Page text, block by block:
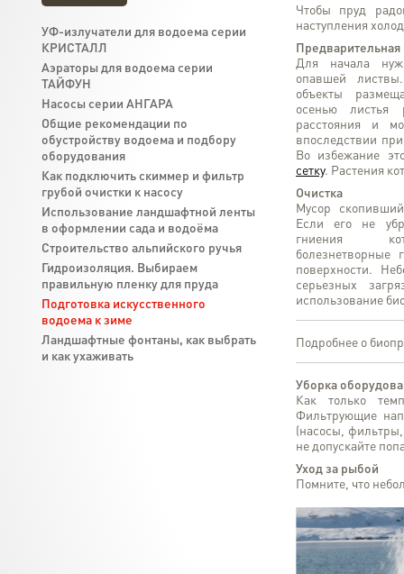
Чтобы пруд
наступления
Предварительная
Для начала
опавшей
объекты
осенью листья
расстояния и
впоследствии
Во избежание
сетку. Растения
Очистка
Мусор
Если его не
гниения
поверхности.
серьезных
использование
Подробнее о
Уборка
Как только
Фильтрующие
(насосы,
не допускайте
Уход за рыбой
Помните, что
УФ-излучатели для водоема серии
КРИСТАЛЛ
Аэраторы для водоема серии
ТАЙФУН
Насосы серии АНГАРА
Общие рекомендации по
обустройству водоема и подбору
оборудования
Как подключить скиммер и фильтр
грубой очистки к насосу
Использование ландшафтной ленты
в оформлении сада и водоёма
Строительство альпийского ручья
Гидроизоляция. Выбираем
правильную пленку для пруда
Подготовка искусственного
водоема к зиме
Ландшафтные фонтаны, как выбрать
и как ухаживать